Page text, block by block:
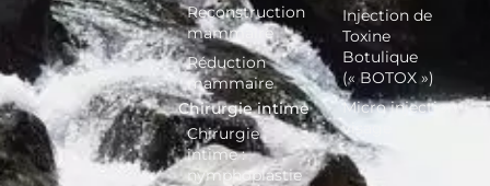
Reconstruction
mammaire
Réduction
mammaire
Chirurgie intime
Chirurgie
intime :
nymphoplastie
Injection de
Toxine
Botulique
(« BOTOX »)
Micro injection
visage